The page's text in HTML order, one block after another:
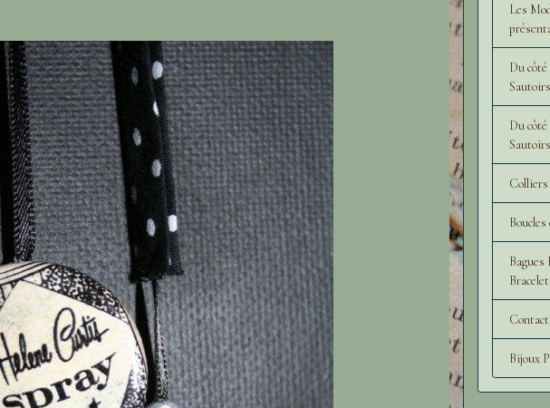
Les
Du
Du côté
Colliers
Bagues
Bijoux